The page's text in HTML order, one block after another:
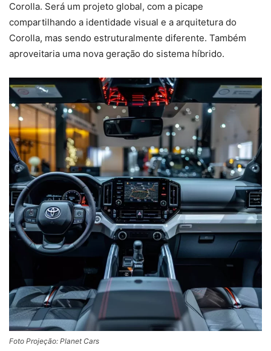
Corolla. Será um projeto global, com a picape
compartilhando a identidade visual e a arquitetura do
Corolla, mas sendo estruturalmente diferente. Também
aproveitaria uma nova geração do sistema híbrido.
Foto Projeção: Planet Cars